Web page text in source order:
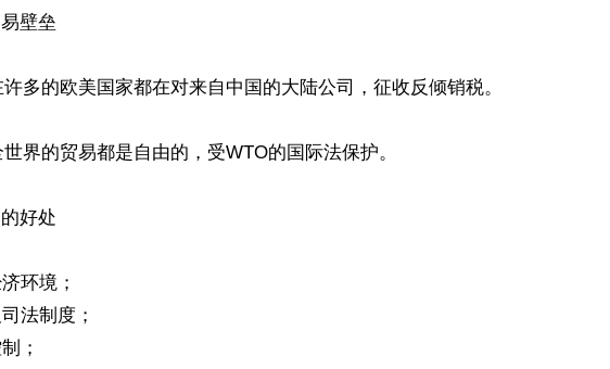
壁垒
多的欧美国家都在对来自中国的大陆公司，征收反倾销税。
界的贸易都是自由的，受WTO的国际法保护。
好处
环境；
法制度；
；